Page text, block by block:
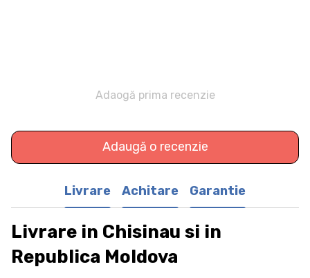
Adaogă prima recenzie
Adaugă o recenzie
Livrare Achitare Garantie
Livrare in Chisinau si in
Republica Moldova